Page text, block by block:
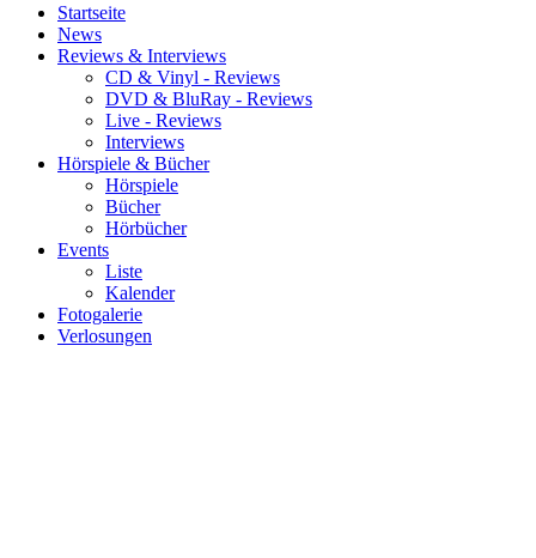
Startseite
News
Reviews & Interviews
CD & Vinyl - Reviews
DVD & BluRay - Reviews
Live - Reviews
Interviews
Hörspiele & Bücher
Hörspiele
Bücher
Hörbücher
Events
Liste
Kalender
Fotogalerie
Verlosungen